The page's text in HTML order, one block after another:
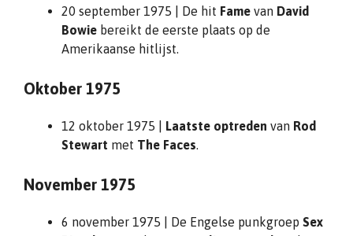
20 september 1975 | De hit Fame van David
Bowie bereikt de eerste plaats op de
Amerikaanse hitlijst.
Oktober 1975
12 oktober 1975 | Laatste optreden van Rod
Stewart met The Faces.
November 1975
6 november 1975 | De Engelse punkgroep Sex